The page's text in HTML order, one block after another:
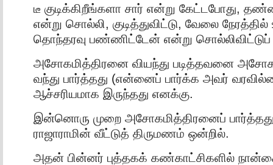
டீ குடிக்கிறீங்களா சார் என்று கேட்டபோது,
என்று சொல்லி, குடித்துவிட்டு, வேலை
தொந்தரவு பண்ணிட்டேன் என்று
அசோகமித்திரனை வியந்து படித்தவனை
வந்து பார்த்தது (என்னைப் பார்க்க அவர்
ஆச்சரியமாக இருந்தது எனக்கு.
இன்னொரு முறை அசோகமித்திரனைப்
ராஜாராமின் வீட்டுத் திருமணம் ஒன்றில்.
அதன் பின்னர் புத்தகக் கண்காட்சிகளில்